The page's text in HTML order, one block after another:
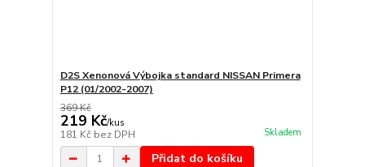
D2S Xenonová Výbojka standard NISSAN Primera
P12 (01/2002-2007)
369 Kč
219 Kč/kus
181 Kč bez DPH Skladem
Přidat do košíku